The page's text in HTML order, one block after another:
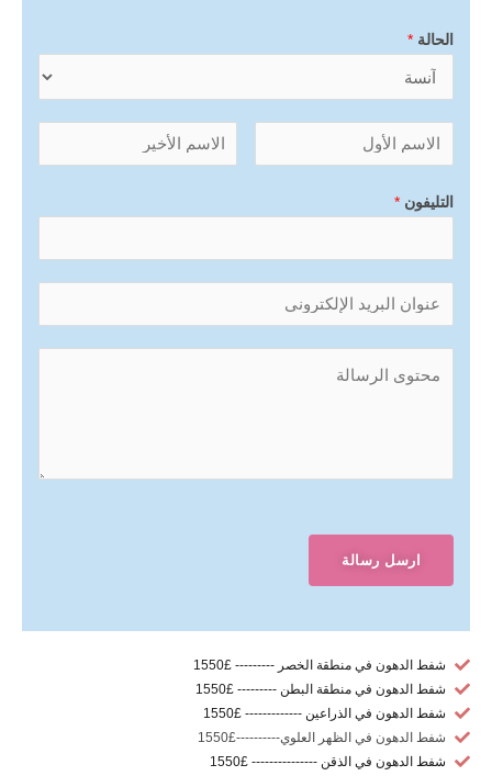
الحالة *
التليفون *
ارسل رسالة
شفط الدهون في منطقة الخصر --------- £1550
شفط الدهون في منطقة البطن --------- £1550
شفط الدهون في الذراعين ------------- £1550
شفط الدهون في الظهر العلوي----------£1550
شفط الدهون في الذقن --------------- £1550